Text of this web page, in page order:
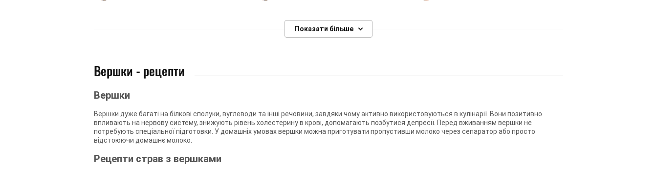
Показати більше
Вершки - рецепти
Вершки
Вершки дуже багаті на білкові сполуки, вуглеводи та інші речовини, завдяки чому активно використовуються в кулінарії. Вони позитивно
впливають на нервову систему, знижують рівень холестерину в крові, допомагають позбутися депресії. Перед вживанням вершки не
потребують спеціальної підготовки. У домашніх умовах вершки можна приготувати пропустивши молоко через сепаратор або просто
відстоюючи домашнє молоко.
Рецепти страв з вершками